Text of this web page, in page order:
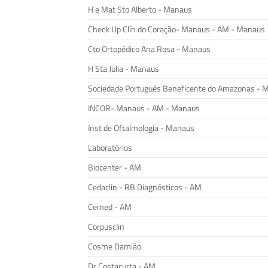
H e Mat Sto Alberto - Manaus
Check Up Clín do Coração- Manaus - AM - Manaus
Cto Ortopédico Ana Rosa - Manaus
H Sta Julia - Manaus
Sociedade Português Beneficente do Amazonas -
INCOR- Manaus - AM - Manaus
Inst de Oftalmologia - Manaus
Laboratórios
Biocenter - AM
Cedaclin - RB Diagnósticos - AM
Cemed - AM
Corpusclin
Cosme Damião